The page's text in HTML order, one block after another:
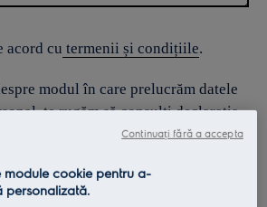
acord cu termenii și condițiile.
modul în care prelucrăm datele
te rugăm să consulţi declaraţia
module cookie pentru a-
personalizată.
Continuați fără a accepta